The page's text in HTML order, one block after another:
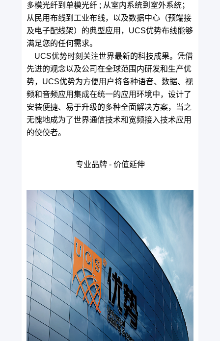
多模光纤到单模光纤 ; 从室内系统到室外系统；
从民用布线到工业布线，以及数据中心（预端接
及电子配线架）的典型应用，UCS优势布线能够
满足您的任何需求。
UCS优势时刻关注世界最新的科技成果。凭借
先进的观念以及公司在全球范围内研发和生产优
势，UCS优势为方便用户将各种语音、数据、视
频和音频应用集成在统一的应用环境中，设计了
安装便捷、易于升级的多种全面解决方案，当之
无愧地成为了世界通信技术和宽频接入技术应用
的佼佼者。
专业品牌 - 价值延伸